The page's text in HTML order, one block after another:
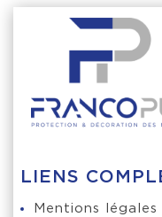
LIENS
Mentions légales